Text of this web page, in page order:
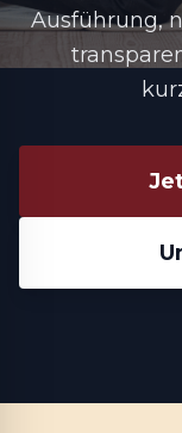
Ausführung,